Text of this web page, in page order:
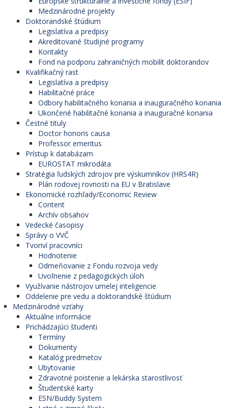
Medzinárodné projekty
Doktorandské štúdium
Legislatíva a predpisy
Akreditované študijné programy
Kontakty
Fond na podporu zahraničných mobilít doktorandov
Kvalifikačný rast
Legislatíva a predpisy
Habilitačné práce
Odbory habilitačného konania a inauguračného konania
Ukončené habilitačné konania a inauguračné konania
Čestné tituly
Doctor honoris causa
Professor emeritus
Prístup k databázam
EUROSTAT mikrodáta
Stratégia ľudských zdrojov pre výskumníkov (HRS4R)
Plán rodovej rovnosti na EU v Bratislave
Ekonomické rozhľady/Economic Review
Content
Archív obsahov
Vedecké časopisy
Správy o VVČ
Tvoriví pracovníci
Hodnotenie
Odmeňovanie z Fondu rozvoja vedy
Uvoľnenie z pedagogických úloh
Využívanie nástrojov umelej inteligencie
Oddelenie pre vedu a doktorandské štúdium
Medzinárodné vzťahy
Aktuálne informácie
Prichádzajúci študenti
Termíny
Dokumenty
Katalóg predmetov
Ubytovanie
Zdravotné poistenie a lekárska starostlivosť
Študentské karty
ESN/Buddy System